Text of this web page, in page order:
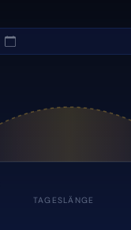
TAGESLÄNGE